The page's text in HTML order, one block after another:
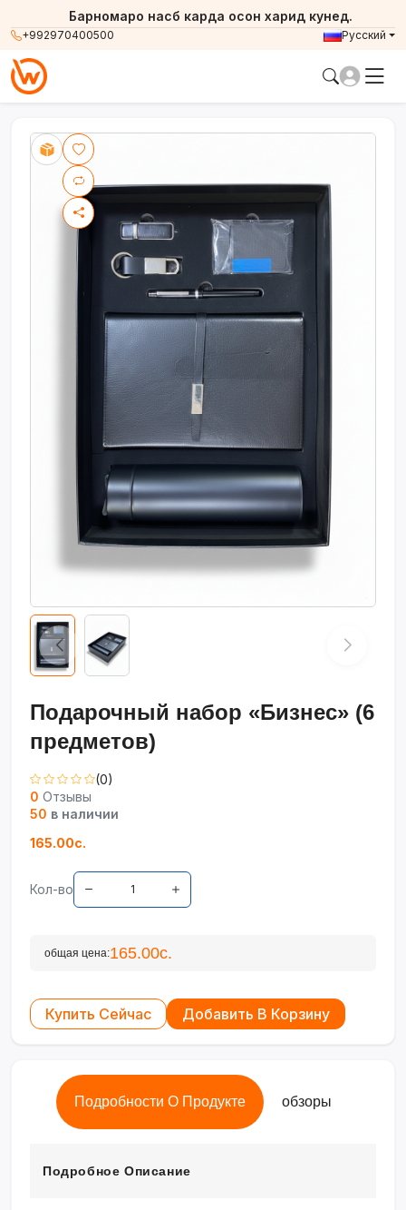
+992970400500
Барномаро насб карда осон харид кунед.
Русский
Подарочный набор «Бизнес» (6
предметов)
(0)
0 Отзывы
50 в наличии
165.00с.
Кол-во
общая цена:165.00с.
Купить Сейчас Добавить В Корзину
Подробности О Продукте обзоры
Подробное Описание